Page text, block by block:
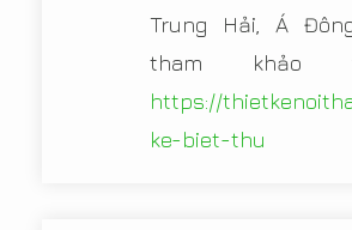
Trung Hải, Á
tham khảo
https://
ke-biet-thu